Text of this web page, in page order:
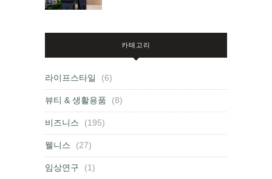
카테고리
라이프스타일 (6)
뷰티 & 생활용품 (8)
비즈니스 (195)
웰니스 (27)
임상연구 (1)